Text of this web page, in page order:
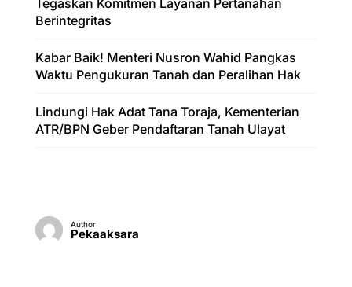
Tegaskan Komitmen Layanan Pertanahan
Berintegritas
Kabar Baik! Menteri Nusron Wahid Pangkas
Waktu Pengukuran Tanah dan Peralihan Hak
Lindungi Hak Adat Tana Toraja, Kementerian
ATR/BPN Geber Pendaftaran Tanah Ulayat
Author
Pekaaksara